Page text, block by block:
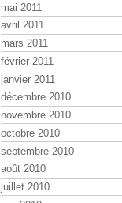
mai 2011
avril 2011
mars 2011
février 2011
janvier 2011
décembre 2010
novembre 2010
octobre 2010
septembre 2010
août 2010
juillet 2010